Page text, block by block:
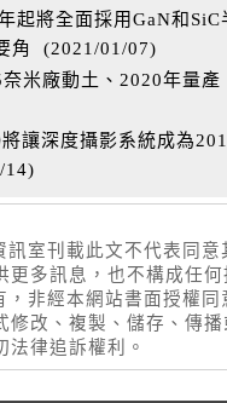
起將全面採用GaN和SiC
角
(2021/01/07)
米廠動土、2020年量產
讓深度攝影系統成為
14)
訊室刊載此文不代表同意
更多訊息，也不構成任何
，非經本網站書面授權同
修改、複製、儲存、傳播
法律追訴權利。